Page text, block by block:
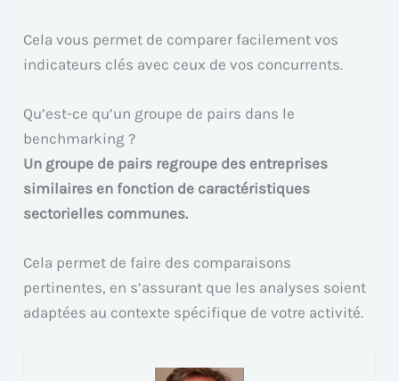
Cela vous permet de comparer facilement vos
indicateurs clés avec ceux de vos concurrents.
Qu’est-ce qu’un groupe de pairs dans le
benchmarking ?
Un groupe de pairs regroupe des entreprises
similaires en fonction de caractéristiques
sectorielles communes.
Cela permet de faire des comparaisons
pertinentes, en s’assurant que les analyses soient
adaptées au contexte spécifique de votre activité.